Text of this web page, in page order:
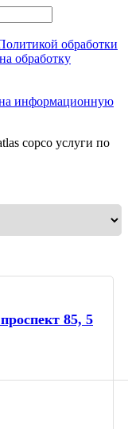
обработки
обработку
информационную
copco услуги по
85, 5